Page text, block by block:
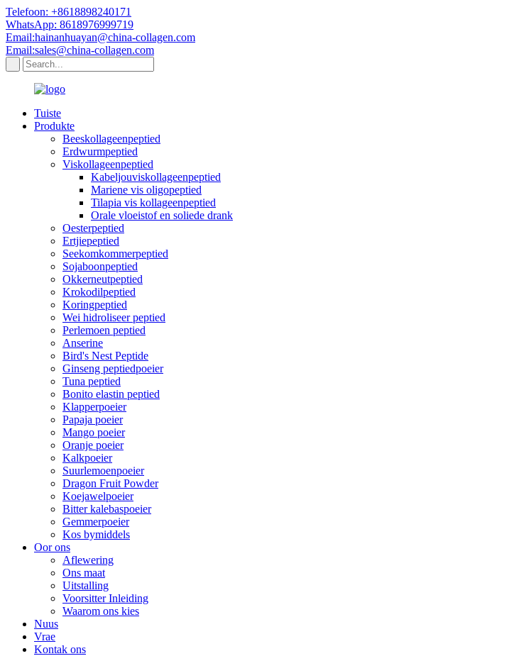
Telefoon: +8618898240171
WhatsApp: 8618976999719
Email:hainanhuayan@china-collagen.com
Email:sales@china-collagen.com
Tuiste
Produkte
Beeskollageenpeptied
Erdwurmpeptied
Viskollageenpeptied
Kabeljouviskollageenpeptied
Mariene vis oligopeptied
Tilapia vis kollageenpeptied
Orale vloeistof en soliede drank
Oesterpeptied
Ertjiepeptied
Seekomkommerpeptied
Sojaboonpeptied
Okkerneutpeptied
Krokodilpeptied
Koringpeptied
Wei hidroliseer peptied
Perlemoen peptied
Anserine
Bird's Nest Peptide
Ginseng peptiedpoeier
Tuna peptied
Bonito elastin peptied
Klapperpoeier
Papaja poeier
Mango poeier
Oranje poeier
Kalkpoeier
Suurlemoenpoeier
Dragon Fruit Powder
Koejawelpoeier
Bitter kalebaspoeier
Gemmerpoeier
Kos bymiddels
Oor ons
Aflewering
Ons maat
Uitstalling
Voorsitter Inleiding
Waarom ons kies
Nuus
Vrae
Kontak ons